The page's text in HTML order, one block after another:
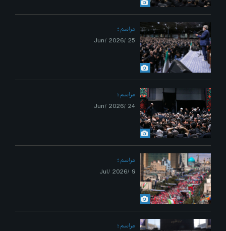
مراسم
25 /Jun/ 2026
مراسم
24 /Jun/ 2026
مراسم
9 /Jul/ 2026
مراسم